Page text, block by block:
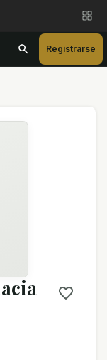
Registrarse